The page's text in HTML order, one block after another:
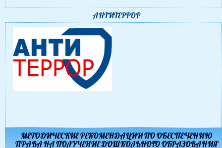
АНТИТЕРРОР
МЕТОДИЧЕСКИЕ РЕКОМЕНДАЦИИ ПО ОБЕСПЕЧЕНИЮ
ПРАВА НА ПОЛУЧЕНИЕ ДОШКОЛЬНОГО ОБРАЗОВАНИЯ